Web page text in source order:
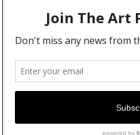
or unique IDs on this site. Not
may adversely affect certain
View
À propos
Partenaires
Contact
Conditions générales
Confidentialité et cookies
Communiquer votre